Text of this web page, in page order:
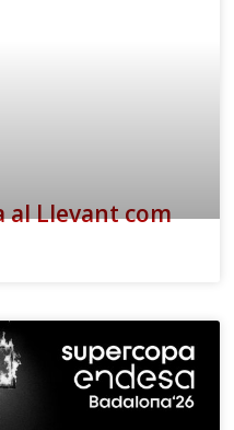
al Llevant com